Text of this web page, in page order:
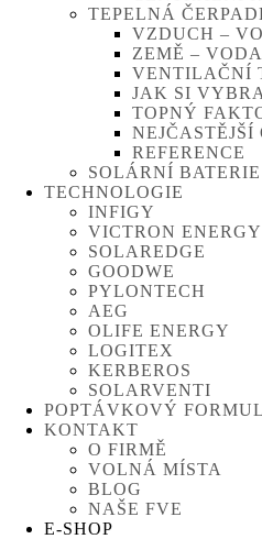
TEPELNÁ
VZDUCH –
ZEMĚ – VODA
VENTILAČNÍ
JAK SI
TOPNÝ
REFERENCE
SOLÁRNÍ BATERIE
TECHNOLOGIE
INFIGY
VICTRON ENERGY
SOLAREDGE
GOODWE
PYLONTECH
AEG
OLIFE ENERGY
LOGITEX
KERBEROS
SOLARVENTI
POPTÁVKOVÝ
KONTAKT
O FIRMĚ
VOLNÁ MÍSTA
BLOG
NAŠE FVE
E-SHOP